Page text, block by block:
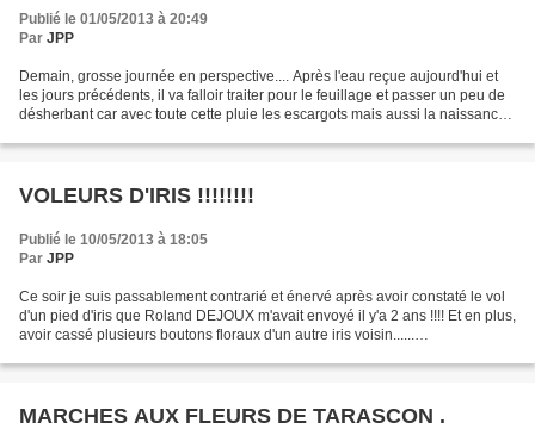
Publié le 01/05/2013 à 20:49
Par JPP
Demain, grosse journée en perspective.... Après l'eau reçue aujourd'hui et
les jours précédents, il va falloir traiter pour le feuillage et passer un peu de
désherbant car avec toute cette pluie les escargots mais aussi la naissance
VOLEURS D'IRIS !!!!!!!!
Publié le 10/05/2013 à 18:05
Par JPP
Ce soir je suis passablement contrarié et énervé après avoir constaté le vol
d'un pied d'iris que Roland DEJOUX m'avait envoyé il y'a 2 ans !!!! Et en plus,
avoir cassé plusieurs boutons floraux d'un autre iris voisin......
MARCHES AUX FLEURS DE TARASCON .